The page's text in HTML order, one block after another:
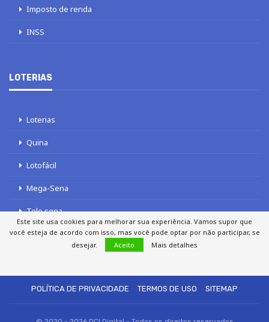
Imposto de renda
INSS
LOTERIAS
Loterias
Quina
Lotofácil
Mega-Sena
Tele sena
POLÍTICA DE PRIVACIDADE
TERMOS DE USO SITEMAP
Este site usa cookies para melhorar sua experiência. Vamos supor que
você esteja de acordo com isso, mas você pode optar por não participar, se
desejar.
Aceito Mais detalhes